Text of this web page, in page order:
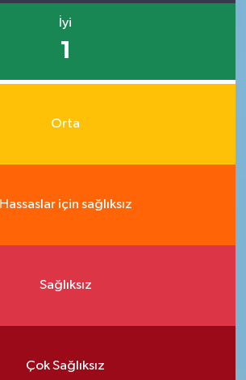
İyi
1
Orta
Hassaslar için sağlıksız
Sağlıksız
Çok Sağlıksız